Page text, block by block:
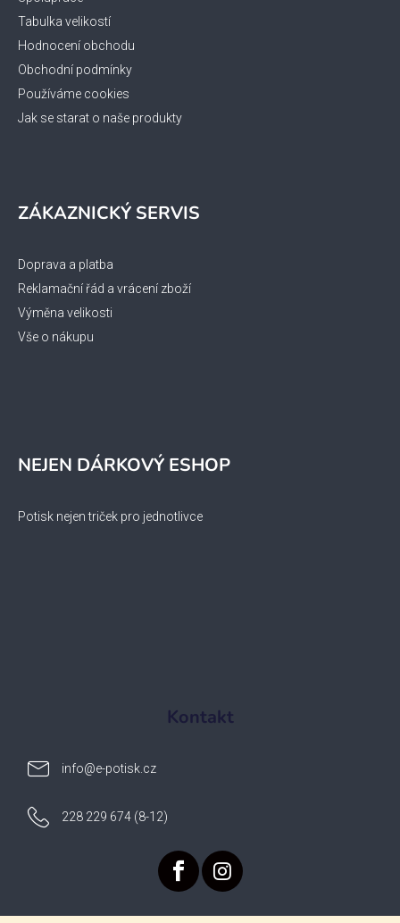
Tabulka velikostí
Hodnocení obchodu
Obchodní podmínky
Používáme cookies
Jak se starat o naše produkty
ZÁKAZNICKÝ SERVIS
Doprava a platba
Reklamační řád a vrácení zboží
Výměna velikosti
Vše o nákupu
NEJEN DÁRKOVÝ ESHOP
Potisk nejen triček pro jednotlivce
Kontakt
info@e-potisk.cz
228 229 674 (8-12)